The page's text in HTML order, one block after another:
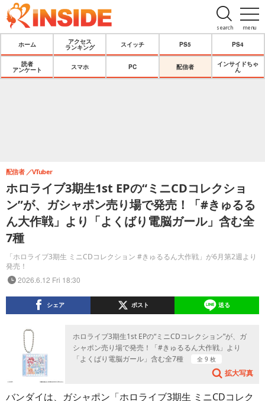
menu
search
ホーム
アクセス
ランキング
スイッチ PS5 PS4
読者
アンケート
スマホ PC 配信者
インサイドちゃ
ん
ホロライブ3期生1st EPの“ミニCDコレクショ
ン”が、ガシャポン売り場で発売！「#きゅるる
ん大作戦」より「よくばり電脳ガール」含む全
7種
「ホロライブ3期生 ミニCDコレクション #きゅるるん大作戦」が6月第2週より
発売！
配信者 VTuber
2026.6.12 Fri 18:30
シェア ポスト 送る
ホロライブ3期生1st EPの“ミニCDコレクション”が、ガ
シャポン売り場で発売！「#きゅるるん大作戦」より
「よくばり電脳ガール」含む全7種
全 9 枚
拡大写真
バンダイは、ガシャポン「ホロライブ3期生 ミニCDコレク